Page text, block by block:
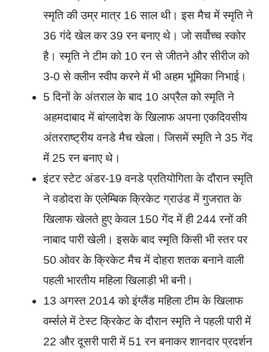
स्मृति की उम्र मात्र 16 साल थी। इस मैच में स्मृति ने
36 गंदे खेल कर 39 रन बनाए थे। जो सर्वोच्च स्कोर
है। स्मृति ने टीम को 10 रन से जीतने और सीरीज को
3-0 से क्लीन स्वीप करने में भी अहम भूमिका निभाई।
5 दिनों के अंतराल के बाद 10 अप्रैल को स्मृति ने
अहमदाबाद में बांग्लादेश के खिलाफ अपना एकदिवसीय
अंतरराष्ट्रीय वनडे मैच खेला। जिसमें स्मृति ने 35 गेंद
में 25 रन बनाए थे।
इंटर स्टेट अंडर-19 वनडे प्रतियोगिता के दौरान स्मृति
ने वडोदरा के एलेम्बिक क्रिकेट ग्राउंड में गुजरात के
खिलाफ खेलते हुए केवल 150 गेंद में ही 244 रनों की
नाबाद पारी खेली। इसके बाद स्मृति किसी भी स्तर पर
50 ओवर के क्रिकेट मैच में दोहरा शतक बनाने वाली
पहली भारतीय महिला खिलाड़ी भी बनी।
13 अगस्त 2014 को इंग्लैंड महिला टीम के खिलाफ
वर्म्सले में टेस्ट क्रिकेट के दौरान स्मृति ने पहली पारी में
22 और दूसरी पारी में 51 रन बनाकर शानदार प्रदर्शन